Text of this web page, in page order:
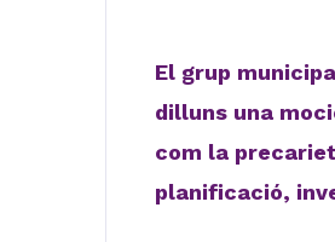
El grup
dilluns una
com la
planificació,